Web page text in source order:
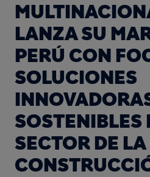
LANZA SU
PERÚ CON
SOLUCIONES
SOSTENIBLES
SECTOR DE LA